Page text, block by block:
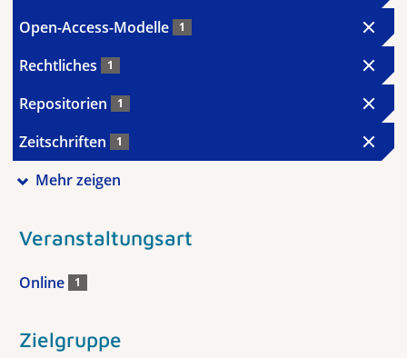
Open-Access-Modelle 1
Rechtliches 1
Repositorien 1
Zeitschriften 1
Mehr zeigen
Veranstaltungsart
Online 1
Zielgruppe